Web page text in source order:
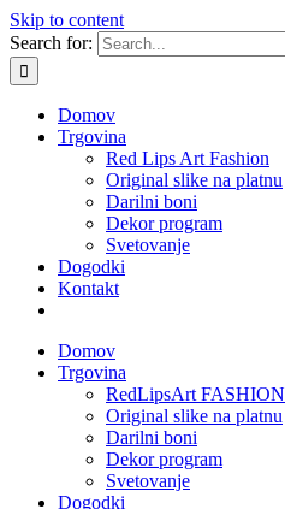
Skip to content
Search for:
Domov
Trgovina
Red Lips Art Fashion
Original slike na platnu
Darilni boni
Dekor program
Svetovanje
Dogodki
Kontakt
Domov
Trgovina
RedLipsArt FASHION
Original slike na platnu
Darilni boni
Dekor program
Svetovanje
Dogodki